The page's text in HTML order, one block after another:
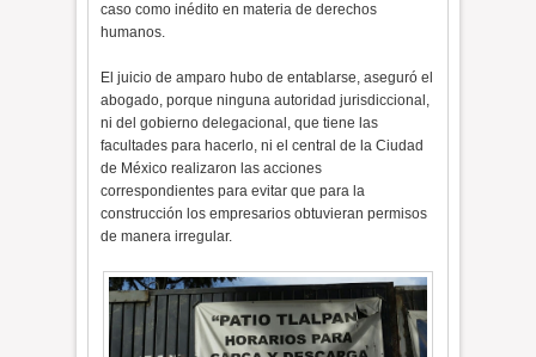
caso como inédito en materia de derechos
humanos.
El juicio de amparo hubo de entablarse, aseguró el
abogado, porque ninguna autoridad jurisdiccional,
ni del gobierno delegacional, que tiene las
facultades para hacerlo, ni el central de la Ciudad
de México realizaron las acciones
correspondientes para evitar que para la
construcción los empresarios obtuvieran permisos
de manera irregular.